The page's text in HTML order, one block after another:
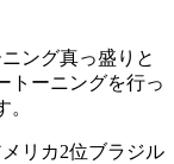
ング真っ盛りと
トーニングを行っ
リカ2位ブラジル